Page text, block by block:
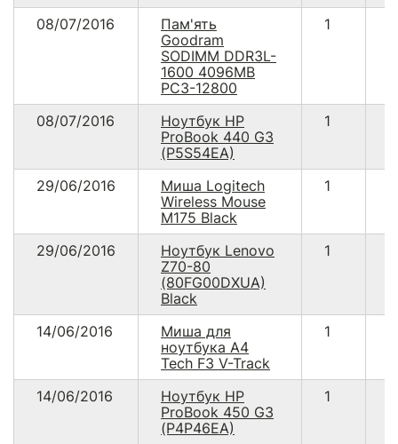
08/07/2016
Пам'ять
Goodram
SODIMM DDR3L-
1600 4096MB
PC3-12800
1
08/07/2016
Ноутбук HP
ProBook 440 G3
(P5S54EA)
1
29/06/2016
Миша Logitech
Wireless Mouse
M175 Black
1
29/06/2016
Ноутбук Lenovo
Z70-80
(80FG00DXUA)
Black
1
14/06/2016
Миша для
ноутбука A4
Tech F3 V-Track
1
14/06/2016
Ноутбук HP
ProBook 450 G3
(P4P46EA)
1